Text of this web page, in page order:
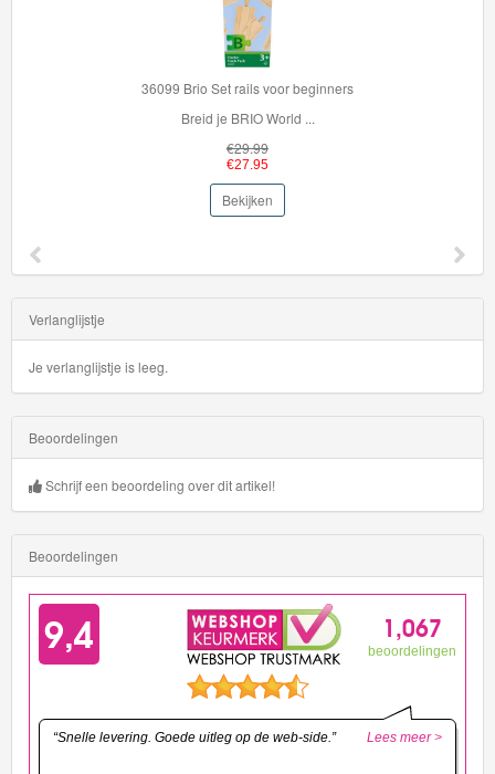
36099 Brio Set rails voor beginners
Breid je BRIO World ...
€29.99
€27.95
Bekijken
Verlanglijstje
Je verlanglijstje is leeg.
Beoordelingen
Schrijf een beoordeling over dit artikel!
Beoordelingen